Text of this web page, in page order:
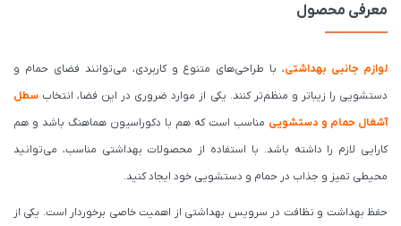
معرفی محصول
لوازم جانبی بهداشتی، با طراحی‌های متنوع و کاربردی، می‌توانند فضای حمام و
دستشویی را زیباتر و منظم‌تر کنند. یکی از موارد ضروری در این فضا، انتخاب سطل
آشغال حمام و دستشویی مناسب است که هم با دکوراسیون هماهنگ باشد و هم
کارایی لازم را داشته باشد. با استفاده از محصولات بهداشتی مناسب، می‌توانید
محیطی تمیز و جذاب در حمام و دستشویی خود ایجاد کنید.
حفظ بهداشت و نظافت در سرویس بهداشتی از اهمیت خاصی برخوردار است. یکی از